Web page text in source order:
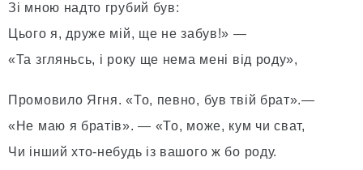
Зі мною надто грубий був:
Цього я, друже мій, ще не забув!» —
«Та згляньсь, і року ще нема мені від роду»,
Промовило Ягня. «То, певно, був твій брат».—
«Не маю я братів». — «То, може, кум чи сват,
Чи інший хто-небудь із вашого ж бо роду.